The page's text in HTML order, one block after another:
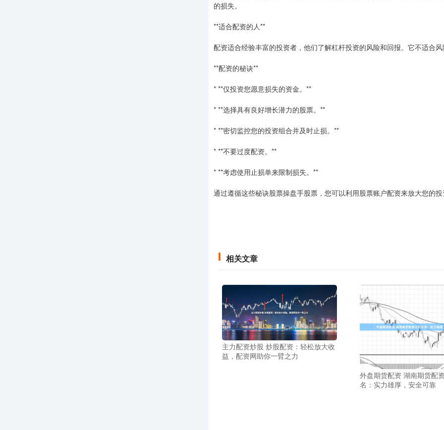
的损失。
**适合配资的人**
配资适合经验丰富的投资者，他们了解杠杆投资的风险和回报。它不适合
**配资的秘诀**
* **仅投资您愿意损失的资金。**
* **选择具有良好增长潜力的股票。**
* **密切监控您的投资组合并及时止损。**
* **不要过度配资。**
* **考虑使用止损单来限制损失。**
通过遵循这些秘诀股票操盘手股票，您可以利用股票账户配资来放大您的
相关文章
主力配资炒股 炒股配资：轻松放大收
益，配资网助你一臂之力
外盘期货配资 湖南期货配
名：实力雄厚，安全可靠